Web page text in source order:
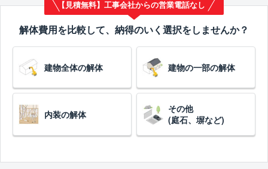
【見積無料】工事会社からの営業電話なし
解体費用を比較して、納得のいく選択をしませんか？
建物全体の解体 建物の一部の解体
内装の解体
その他
(庭石、塀など)